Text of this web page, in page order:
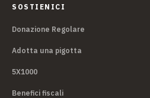
SOSTIENICI
Donazione Regolare
Adotta una pigotta
5X1000
Benefici fiscali